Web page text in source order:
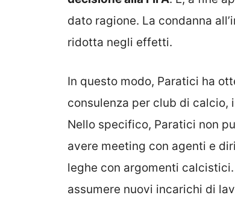
dato ragione. La condanna
ridotta negli effetti.
In questo modo, Paratici ha
consulenza per club di calcio,
Nello specifico, Paratici non
avere meeting con agenti e
leghe con argomenti
assumere nuovi incarichi di